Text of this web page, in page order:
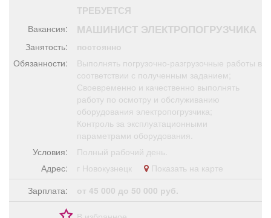
Обучение
Поздравления Погода
Я - пенсионер
ТРЕБУЕТСЯ
Вакансия: МАШИНИСТ ЭЛЕКТРОПОГРУЗЧИКА
Занятость:
постоянно
Обязанности:
Выполнять погрузочно-разгрузочные работы в
соответствии с полученным заданием;
Своевременно и качественно выполнять
работу по осмотру и обслуживанию
оборудования электропогрузчика;
Контроль за эксплуатационными
параметрами оборудования.
Условия:
Полный рабочий день.
Адрес:
г Новокузнецк
Показать на карте
Зарплата:
от 45 000 до 50 000 руб.